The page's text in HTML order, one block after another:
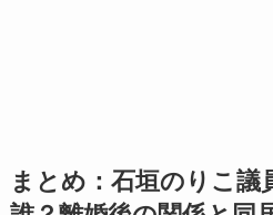
まとめ：石垣のりこ議